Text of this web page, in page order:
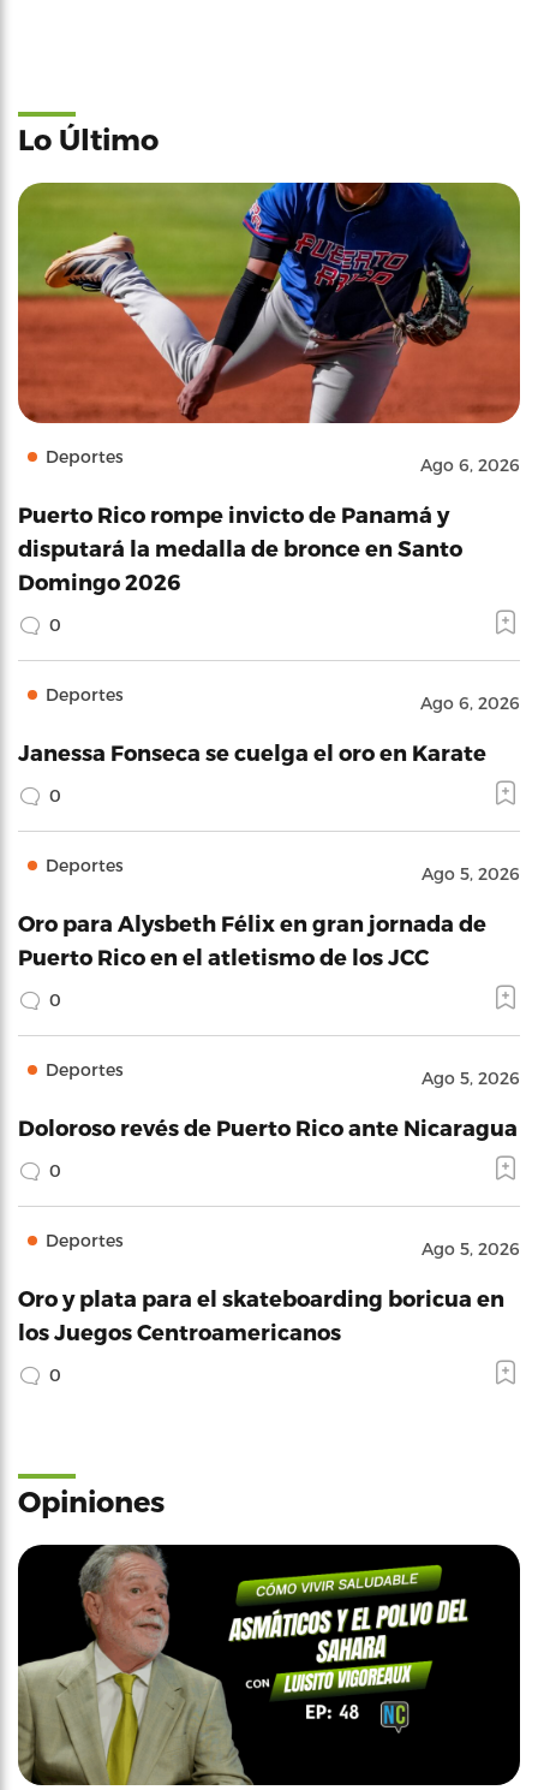
Lo Último
Deportes Ago 6, 2026
Puerto Rico rompe invicto de Panamá y
disputará la medalla de bronce en Santo
Domingo 2026
0
Deportes Ago 6, 2026
Janessa Fonseca se cuelga el oro en Karate
0
Deportes Ago 5, 2026
Oro para Alysbeth Félix en gran jornada de
Puerto Rico en el atletismo de los JCC
0
Deportes Ago 5, 2026
Doloroso revés de Puerto Rico ante Nicaragua
0
Deportes Ago 5, 2026
Oro y plata para el skateboarding boricua en
los Juegos Centroamericanos
0
Opiniones